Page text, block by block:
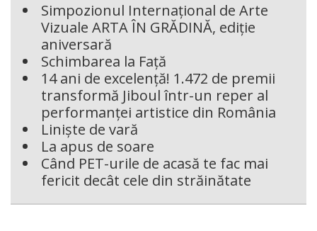
Simpozionul Internațional de Arte
Vizuale ARTA ÎN GRĂDINĂ, ediție
aniversară
Schimbarea la Față
14 ani de excelență! 1.472 de premii
transformă Jiboul într-un reper al
performanței artistice din România
Liniște de vară
La apus de soare
Când PET-urile de acasă te fac mai
fericit decât cele din străinătate